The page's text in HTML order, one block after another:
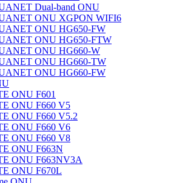
Dual-band ONU
ONU XGPON WIFI6
ONU HG650-FW
ONU HG650-FTW
ONU HG660-W
ONU HG660-TW
ONU HG660-FW
ONU F601
ONU F660 V5
ONU F660 V5.2
ONU F660 V6
ONU F660 V8
ONU F663N
ONU F663NV3A
ONU F670L